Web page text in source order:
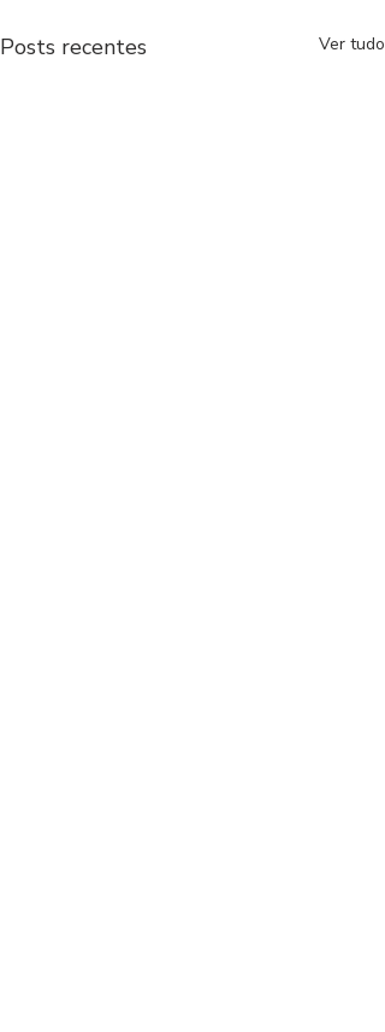
Posts recentes Ver tudo